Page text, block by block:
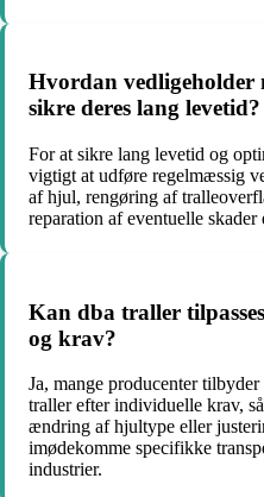
Hvordan
sikre deres lang levetid?
For at sikre lang levetid og
vigtigt at udføre regelmæssig
af hjul, rengøring af
reparation af eventuelle skader
Kan dba traller
og krav?
Ja, mange producenter
traller efter individuelle krav,
ændring af hjultype eller
imødekomme specifikke
industrier.